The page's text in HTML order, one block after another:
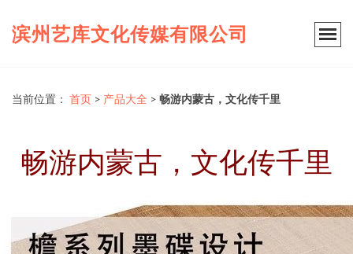
滨州艺库文化传媒有限公司
当前位置： 首页 > 产品大全 > 畅游内蒙古，文化传千里
畅游内蒙古，文化传千里